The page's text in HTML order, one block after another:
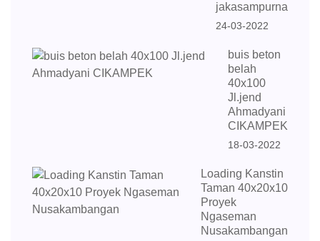
jakasampurna
24-03-2022
buis beton
belah
40x100
Jl.jend
Ahmadyani
CIKAMPEK
18-03-2022
Loading Kanstin
Taman 40x20x10
Proyek
Ngaseman
Nusakambangan